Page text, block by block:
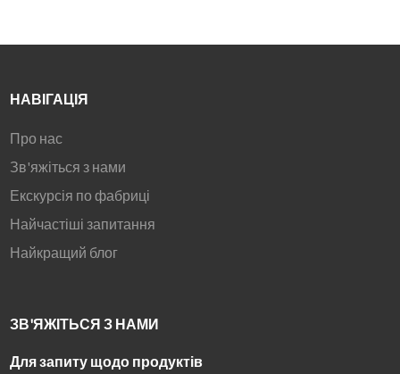
НАВІГАЦІЯ
Про нас
Зв'яжіться з нами
Екскурсія по фабриці
Найчастіші запитання
Найкращий блог
ЗВ'ЯЖІТЬСЯ З НАМИ
Для запиту щодо продуктів